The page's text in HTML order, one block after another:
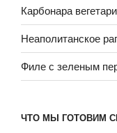
Карбонара
Неаполитанское
Филе с зеленым
ЧТО МЫ ГОТОВИМ